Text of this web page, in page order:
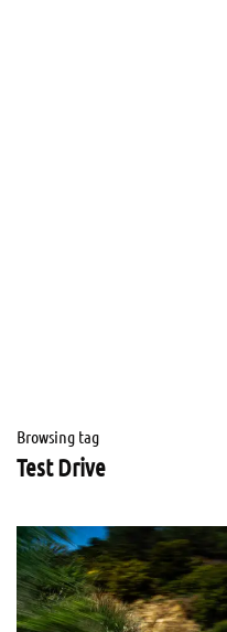
Browsing tag
Test Drive